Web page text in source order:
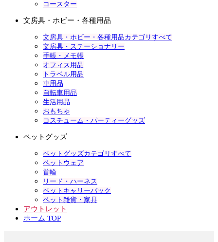
コースター
文房具・ホビー・各種用品
文房具・ホビー・各種用品カテゴリすべて
文房具・ステーショナリー
手帳・メモ帳
オフィス用品
トラベル用品
車用品
自転車用品
生活用品
おもちゃ
コスチューム・パーティーグッズ
ペットグッズ
ペットグッズカテゴリすべて
ペットウェア
首輪
リード・ハーネス
ペットキャリーバック
ペット雑貨・家具
アウトレット
ホーム TOP